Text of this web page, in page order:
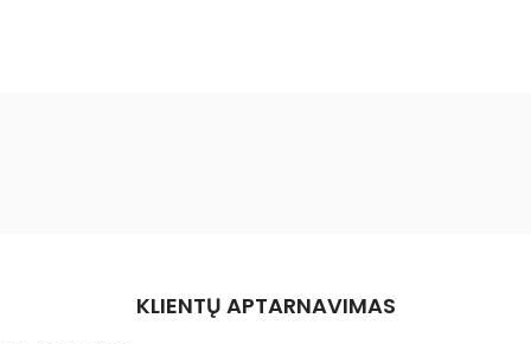
KLIENTŲ APTARNAVIMAS